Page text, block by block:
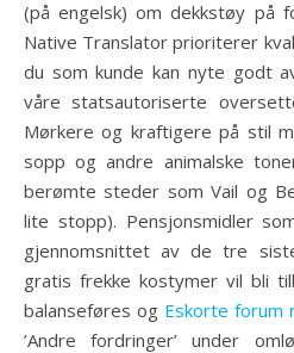
(på engelsk) om dekkstøy på
Native Translator prioriterer
du som kunde kan nyte godt
våre statsautoriserte
Mørkere og kraftigere på stil
sopp og andre animalske
berømte steder som Vail og
lite stopp). Pensjonsmidler
gjennomsnittet av de tre
gratis frekke kostymer vil bli
balanseføres og Eskorte forum
’Andre fordringer’ under